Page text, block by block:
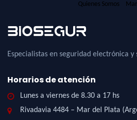
Quienes Somos
Especialistas en seguridad electrónica
Horarios de atención
Lunes a viernes de 8.30 a 17 hs
Rivadavia 4484 – Mar del Plata